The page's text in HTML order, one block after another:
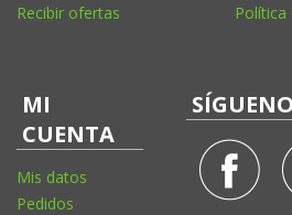
Recibir ofertas
Política
MI
CUENTA
Mis datos
Pedidos